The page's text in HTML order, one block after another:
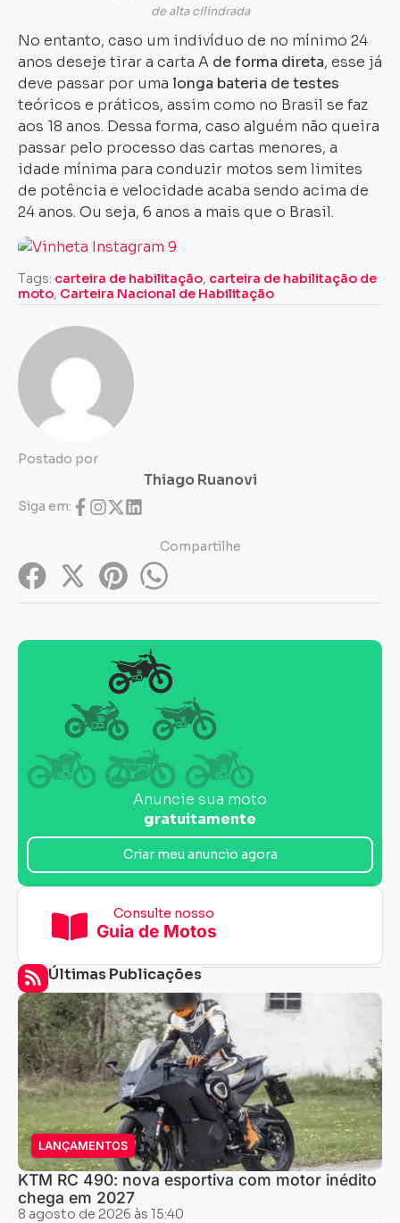
de alta cilindrada
No entanto, caso um indivíduo de no mínimo 24
anos deseje tirar a carta A de forma direta, esse já
deve passar por uma longa bateria de testes
teóricos e práticos, assim como no Brasil se faz
aos 18 anos. Dessa forma, caso alguém não queira
passar pelo processo das cartas menores, a
idade mínima para conduzir motos sem limites
de potência e velocidade acaba sendo acima de
24 anos. Ou seja, 6 anos a mais que o Brasil.
Tags: carteira de habilitação, carteira de habilitação de
moto, Carteira Nacional de Habilitação
Postado por
Thiago Ruanovi
Siga em:
Compartilhe
Anuncie sua moto
gratuitamente
Criar meu anuncio agora
Consulte nosso
Guia de Motos
Últimas Publicações
LANÇAMENTOS
KTM RC 490: nova esportiva com motor inédito
chega em 2027
8 agosto de 2026 às 15:40